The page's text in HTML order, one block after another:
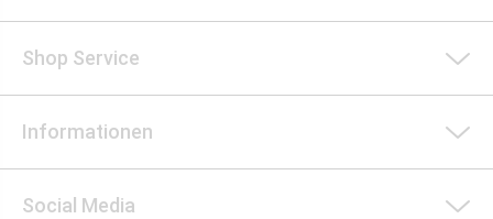
Shop Service
Informationen
Social Media